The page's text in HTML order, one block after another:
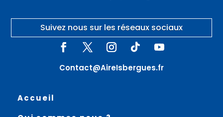
Suivez nous sur les réseaux sociaux
Contact@AireIsbergues.fr
Accueil